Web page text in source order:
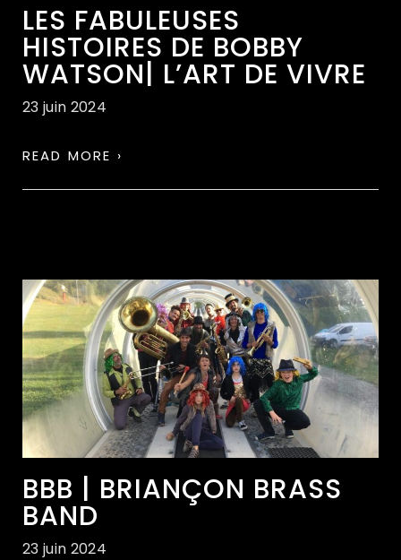
LES FABULEUSES
HISTOIRES DE BOBBY
WATSON| L’ART DE VIVRE
23 juin 2024
READ MORE ›
BBB | BRIANÇON BRASS
BAND
23 juin 2024